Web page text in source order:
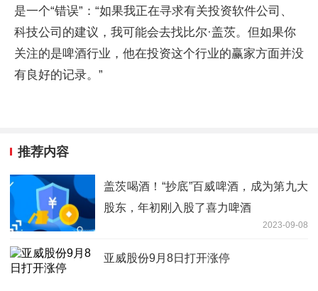
是一个“错误”：“如果我正在寻求有关投资软件公司、
科技公司的建议，我可能会去找比尔·盖茨。但如果你
关注的是啤酒行业，他在投资这个行业的赢家方面并没
有良好的记录。”
推荐内容
盖茨喝酒！“抄底”百威啤酒，成为第九大
股东，年初刚入股了喜力啤酒
2023-09-08
亚威股份9月8日打开涨停